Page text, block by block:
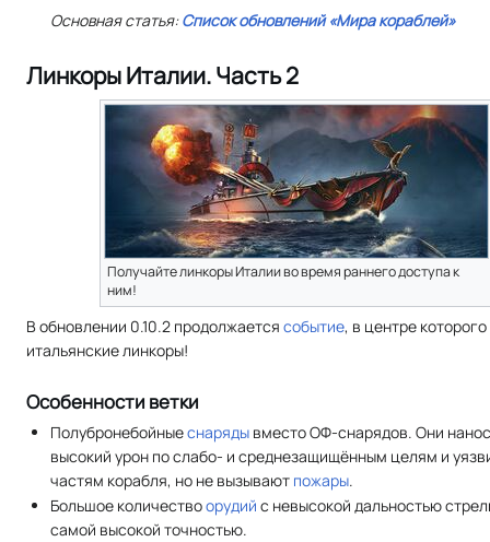
Основная статья:Список обновлений «Мира кораблей»
Линкоры Италии. Часть 2
Получайте линкоры Италии во время раннего доступа к
ним!
В обновлении 0.10.2 продолжается событие, в центре
итальянские линкоры!
Особенности ветки
Полубронебойныеснаряды вместо ОФ-снарядов. Они
высокий урон по слабо- и среднезащищённым целям и
частям корабля, но не вызывают пожары.
Большое количествоорудий с невысокой дальностью
самой высокой точностью.